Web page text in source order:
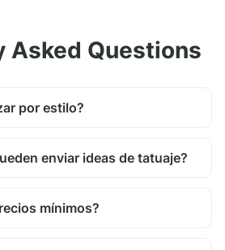
Asked Questions
por estilo?
enviar ideas de tatuaje?
mínimos?